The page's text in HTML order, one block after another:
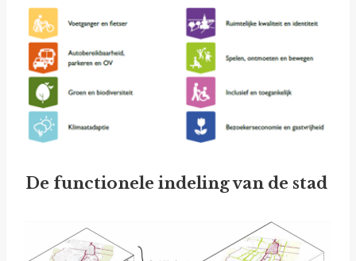
De functionele indeling van de stad